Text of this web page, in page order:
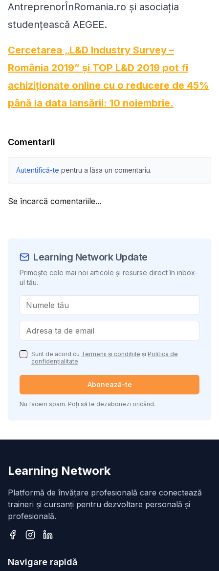
AntreprenorÎnRomania.ro și asociația
studențească AEGEE.
Cercetarea „L&D Industry Survey –
România 2019” și TOP L&D 2019 pot fi
achiziționate online cu o reducere de 45%
până la data lansării: 10 noiembrie.
Comentarii
Autentifică-te pentru a lăsa un comentariu.
Se încarcă comentariile...
Learning Network Update
Primește cele mai noi articole și resurse direct în inbox-
ul tău.
Sunt de acord cu Termenii și condițiile și Politica de
confidențialitate.
Abonează-te
Nu facem spam. Poți să te dezabonezi oricând.
Learning Network
Platformă de învățare profesională care conectează
traineri și cursanți pentru dezvoltare personală și
profesională.
Navigare rapidă